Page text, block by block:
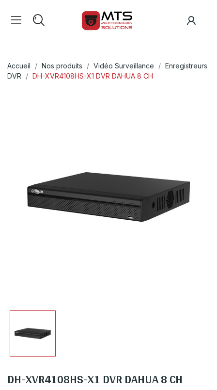
Accueil Nos produits Vidéo Surveillance
Enregistreurs
DVR
DH-XVR4108HS-X1 DVR DAHUA 8 CH
DH-XVR4108HS-X1 DVR DAHUA 8 CH